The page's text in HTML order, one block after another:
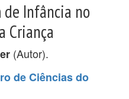
de Infância no
Criança
(Autor).
de Ciências do